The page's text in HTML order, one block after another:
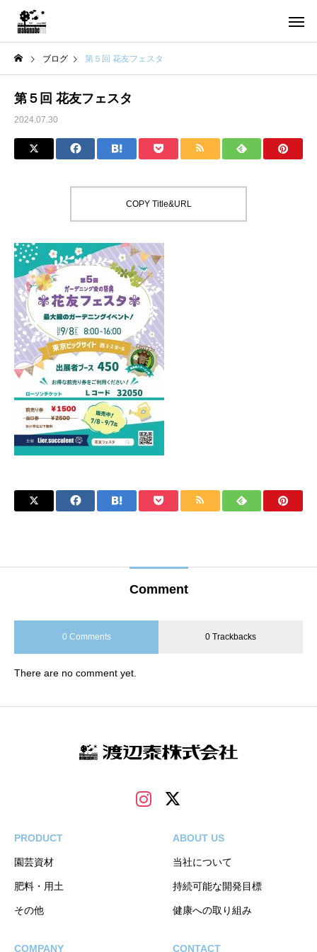
ブログ 第５回 花友フェスタ
第５回 花友フェスタ
2024.07.30
COPY Title&URL
Comment
0 Comments 0 Trackbacks
There are no comment yet.
PRODUCT
園芸資材
肥料・用土
その他
ABOUT US
当社について
持続可能な開発目標
健康への取り組み
COMPANY CONTACT